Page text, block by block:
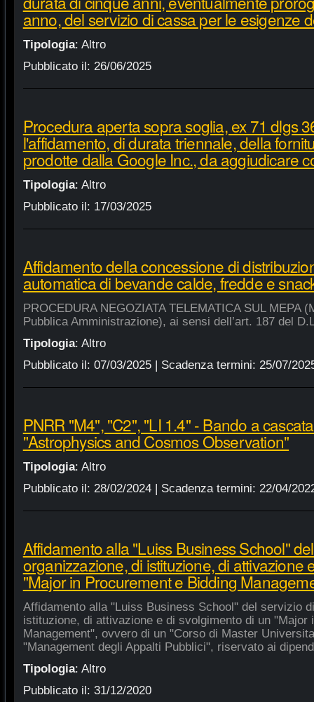
anno, del servizio di cassa per le esigenze
Tipologia: Altro
Pubblicato il: 26/06/2025
Procedura aperta sopra soglia, ex 71 dlgs
l'affidamento, di durata triennale, della
prodotte dalla Google Inc., da aggiudicare
Tipologia: Altro
Pubblicato il: 17/03/2025
Affidamento della concessione di
automatica di bevande calde, fredde e
PROCEDURA NEGOZIATA TELEMATICA SUL MEPA
Pubblica Amministrazione), ai sensi dell’art. 187 del
Tipologia: Altro
Pubblicato il: 07/03/2025| Scadenza termini: 25/07/
PNRR "M4", "C2", "LI 1.4" - Bando a
"Astrophysics and Cosmos Observation"
Tipologia: Altro
Pubblicato il: 28/02/2024| Scadenza termini: 22/04/
Affidamento alla "Luiss Business School"
organizzazione, di istituzione, di attivazione
"Major in Procurement e Bidding
Affidamento alla "Luiss Business School" del servizio
istituzione, di attivazione e di svolgimento di un "Major
Management", ovvero di un "Corso di Master
"Management degli Appalti Pubblici", riservato ai
Tipologia: Altro
Pubblicato il: 31/12/2020